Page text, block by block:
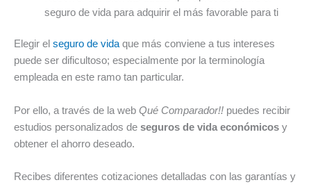
seguro de vida para adquirir el más favorable para ti
Elegir el seguro de vidaque más conviene a tus intereses
puede ser dificultoso; especialmente por la terminología
empleada en este ramo tan particular.
Por ello, a través de la web Qué Comparador!! puedes recibir
estudios personalizados de seguros de vida económicos y
obtener el ahorro deseado.
Recibes diferentes cotizaciones detalladas con las garantías y